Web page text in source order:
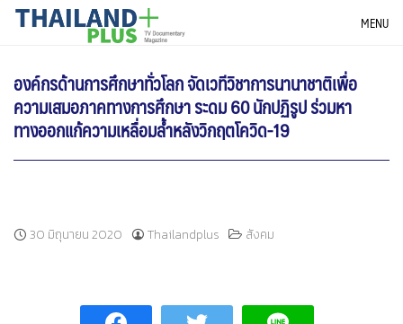
SkipTHAILANDPLUS NEWS MENU
องค์กรด้านการศึกษาทั่วโลก จัดเวทีวิชาการนานาชาติเพื่อ
ความเสมอภาคทางการศึกษา ระดม 60 นักปฏิรูป ร่วมหา
ทางออกแก้ความเหลื่อมล้ำหลังวิกฤตโควิด-19
30 มิถุนายน 2020 Thailandplus สังคม